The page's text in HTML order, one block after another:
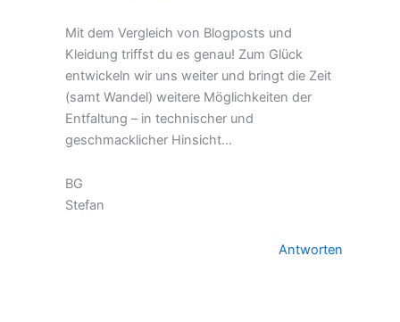
Mit dem Vergleich von Blogposts und
Kleidung triffst du es genau! Zum Glück
entwickeln wir uns weiter und bringt die Zeit
(samt Wandel) weitere Möglichkeiten der
Entfaltung – in technischer und
geschmacklicher Hinsicht…
BG
Stefan
Antworten